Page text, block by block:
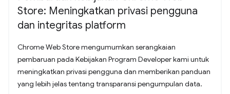
Store: Meningkatkan privasi pengguna
dan integritas platform
Chrome Web Store mengumumkan serangkaian
pembaruan pada Kebijakan Program Developer kami untuk
meningkatkan privasi pengguna dan memberikan panduan
yang lebih jelas tentang transparansi pengumpulan data.